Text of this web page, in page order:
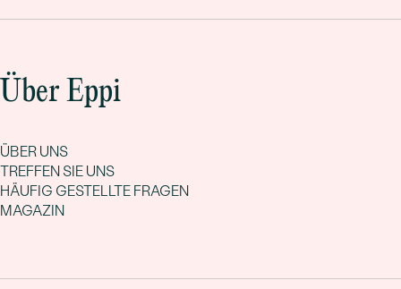
Über Eppi
ÜBER UNS
TREFFEN SIE UNS
HÄUFIG GESTELLTE FRAGEN
MAGAZIN